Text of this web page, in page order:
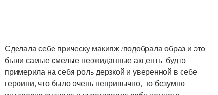
Сделала себе прическу макияж /подобрала образ и это
были самые смелые неожиданные акценты будто
примерила на себя роль дерзкой и уверенной в себе
героини, что было очень непривычно, но безумно